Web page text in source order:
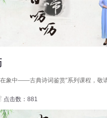
象中——古典诗词鉴赏”系列课程，敬请
点击数：881